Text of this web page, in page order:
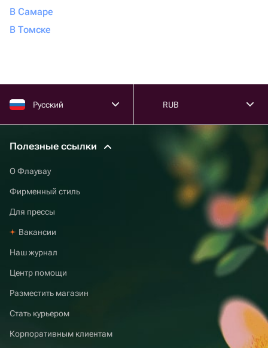
В Самаре
В Томске
Русский RUB
Полезные ссылки
О Флаувау
Фирменный стиль
Для прессы
Вакансии
Наш журнал
Центр помощи
Разместить магазин
Стать курьером
Корпоративным клиентам